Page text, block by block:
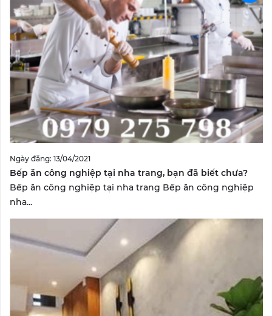
Ngày đăng: 13/04/2021
Bếp ăn công nghiệp tại nha trang, bạn đã biết chưa?
Bếp ăn công nghiệp tại nha trang Bếp ăn công nghiệp
nha...